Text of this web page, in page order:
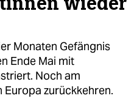
Monaten Gefängnis
Ende Mai mit
Noch am
Europa zurückkehren.